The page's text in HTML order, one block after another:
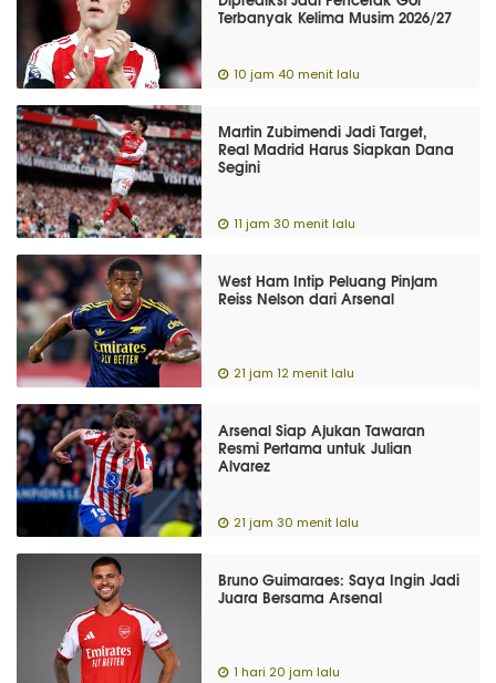
Terbanyak Kelima Musim 2026/27
10 jam 40 menit lalu
Martin Zubimendi Jadi Target,
Real Madrid Harus Siapkan Dana
Segini
11 jam 30 menit lalu
West Ham Intip Peluang Pinjam
Reiss Nelson dari Arsenal
21 jam 12 menit lalu
Arsenal Siap Ajukan Tawaran
Resmi Pertama untuk Julian
Alvarez
21 jam 30 menit lalu
Bruno Guimaraes: Saya Ingin Jadi
Juara Bersama Arsenal
1 hari 20 jam lalu